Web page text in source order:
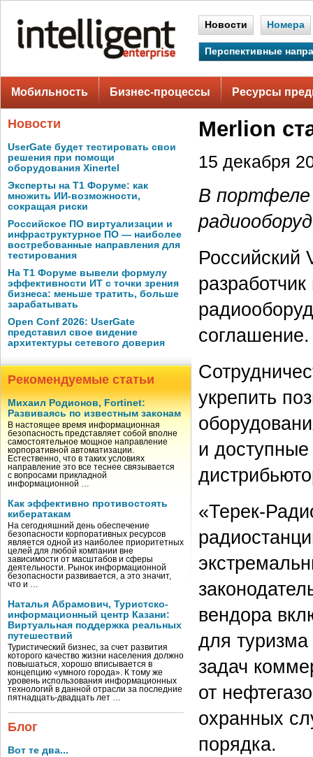
Новости Номера
Перспективные
Мобильность Бизнес-процессы Ресурсы
Новости
UserGate будет тестировать свои
решения при помощи
оборудования Xinertel
Эксперты на Т1 Форуме: как
множить ИИ-возможности,
сокращая риски
Российское ПО виртуализации и
инфраструктурное ПО — наиболее
востребованные направления для
тестирования
На Т1 Форуме вывели формулу
эффективности ИТ с точки зрения
бизнеса: меньше тратить, больше
зарабатывать
Open Conf 2026: UserGate
представил свое видение
архитектуры сетевого доверия
Рекомендуемые статьи
Михаил Родионов, Fortinet:
Развиваясь по известным законам
В настоящее время информационная
безопасность представляет собой вполне
самостоятельное мощное направление
корпоративной автоматизации.
Естественно, что в таких условиях
направление это все теснее связывается
с вопросами прикладной
информационной …
Как эффективно противостоять
кибератакам
На сегодняшний день обеспечение
безопасности корпоративных ресурсов
является одной из наиболее приоритетных
целей для любой компании вне
зависимости от масштабов и сферы
деятельности. Рынок информационной
безопасности развивается, а это значит,
что и …
Наталья Абрамович, Туристско-
информационный центр Казани:
Виртуальная поддержка реальных
путешествий
Туристический бизнес, за счет развития
которого качество жизни населения должно
повышаться, хорошо вписывается в
концепцию «умного города». К тому же
уровень использования информационных
технологий в данной отрасли за последние
пятнадцать-двадцать лет …
Блог
Вот те два...
Merlion
15 декабря
В портфеле
Российский
соглашение.
укрепить
и
«Терек-
вендора
для
задач
от
охранных
порядка.